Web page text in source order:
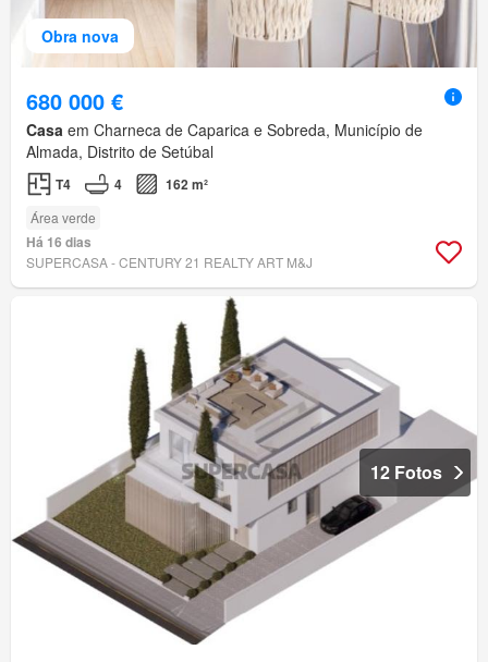
Obra nova
680 000 €
Casa em Charneca de Caparica e Sobreda, Município de
Almada, Distrito de Setúbal
T4 4 162 m²
Área verde
Há 16 dias
SUPERCASA - CENTURY 21 REALTY ART M&J
12 Fotos